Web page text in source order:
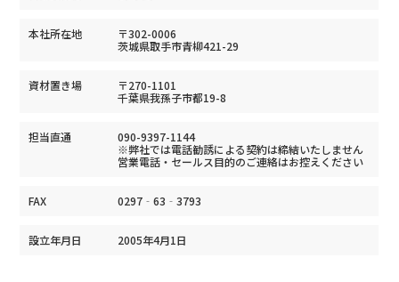
本社所在地
〒302-0006
茨城県取手市青柳421-29
資材置き場
〒270-1101
千葉県我孫子市都19-8
担当直通
090-9397-1144
※弊社では電話勧誘による契約は締結いたしません
営業電話・セールス目的のご連絡はお控えください
FAX 0297‐63‐3793
設立年月日 2005年4月1日